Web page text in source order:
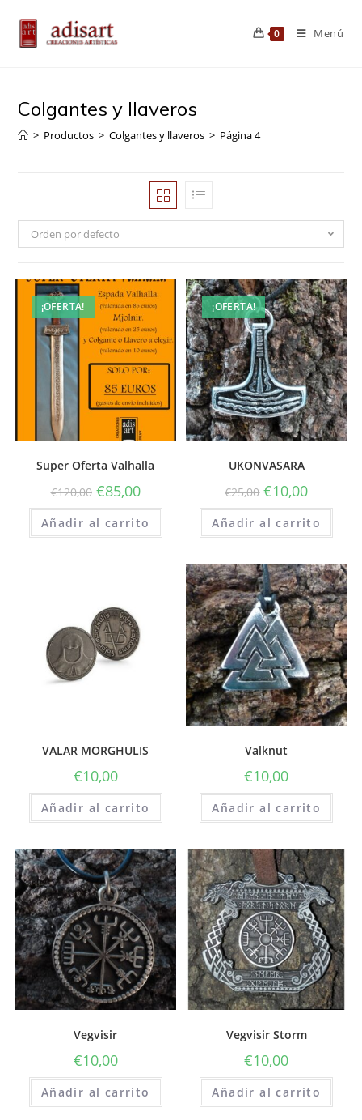
contenido
0 Menú
Colgantes y llaveros
> Productos > Colgantes y llaveros > Página 4
Orden por defecto
¡OFERTA!
Super Oferta Valhalla
€120,00 €85,00
Añadir al carrito
¡OFERTA!
UKONVASARA
€25,00 €10,00
Añadir al carrito
VALAR MORGHULIS
€10,00
Añadir al carrito
Valknut
€10,00
Añadir al carrito
Vegvisir
€10,00
Añadir al carrito
Vegvisir Storm
€10,00
Añadir al carrito